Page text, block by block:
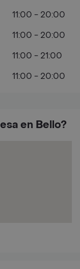
en Bello?
11:00 - 20:00
11:00 - 20:00
11:00 - 21:00
11:00 - 20:00